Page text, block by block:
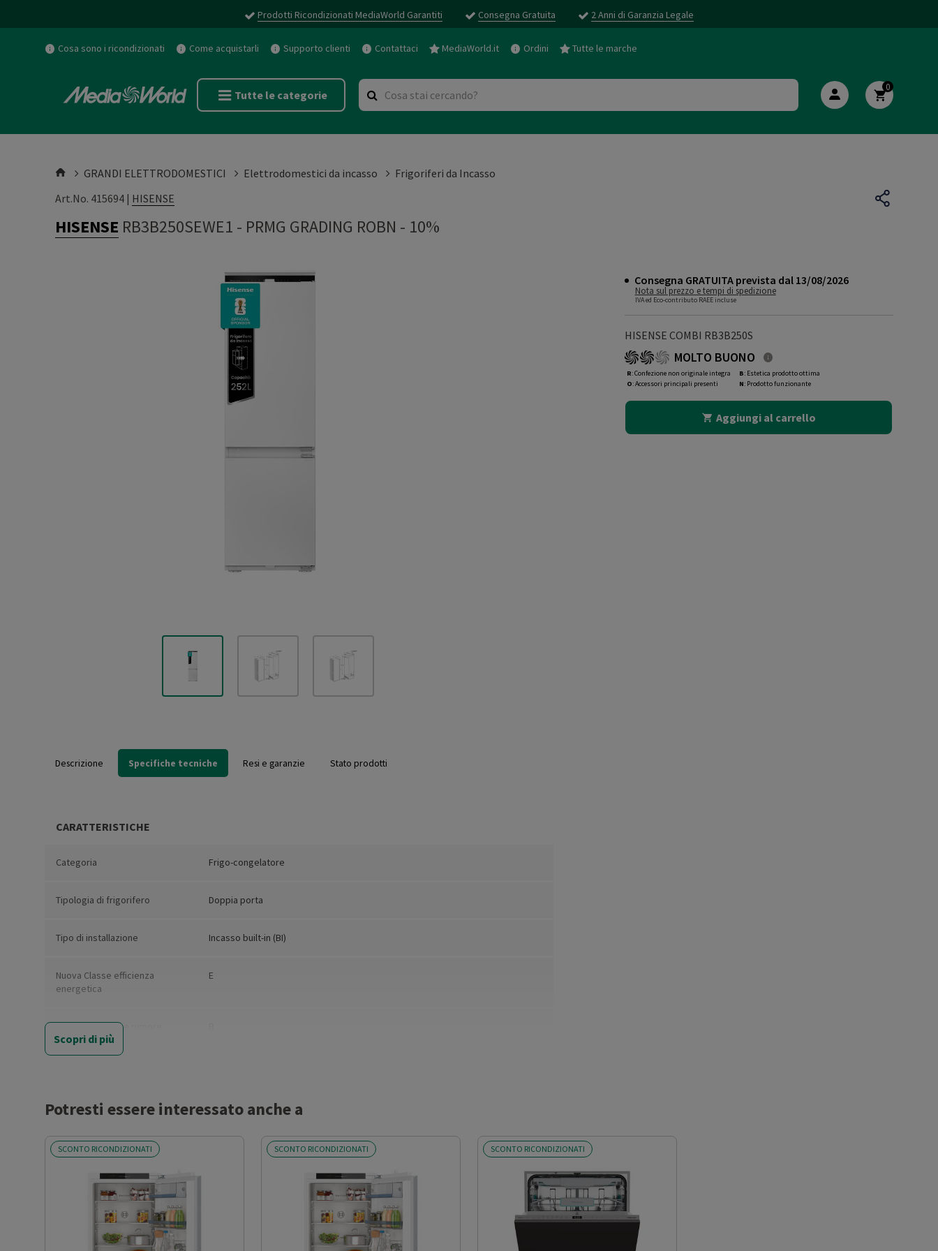
Prodotti Ricondizionati MediaWorld Garantiti Consegna Gratuita 2 Anni di Garanzia Legale
Cosa sono i ricondizionati Come acquistarli Supporto clienti Contattaci MediaWorld.it Ordini Tutte le marche
Tutte le categorie
0
GRANDI ELETTRODOMESTICI Elettrodomestici da incasso
Frigoriferi da Incasso
Art.No. 415694 | HISENSE
HISENSE RB3B250SEWE1 - PRMG GRADING ROBN - 10%
Consegna GRATUITA prevista dal 13/08/2026
Nota sul prezzo e tempi di spedizione
IVA ed Eco-contributo RAEE incluse
HISENSE COMBI RB3B250S
MOLTO BUONO
R: Confezione non originale integra
O: Accessori principali presenti
B: Estetica prodotto ottima
N: Prodotto funzionante
Aggiungi al carrello
Descrizione Specifiche tecniche Resi e garanzie Stato prodotti
CARATTERISTICHE
Categoria Frigo-congelatore
Tipologia di frigorifero Doppia porta
Tipo di installazione Incasso built-in (BI)
Nuova Classe efficienza
energetica
E
Classe emissione rumore
Capacità netta totale (l)
Capacità netta frigorifero (l) 176
Capacità netta congelatore (l)
Consumo energetico annuale
(kWh/anno)
Scopri di più
Potresti essere interessato anche a
SCONTO RICONDIZIONATI SCONTO RICONDIZIONATI SCONTO RICONDIZIONATI